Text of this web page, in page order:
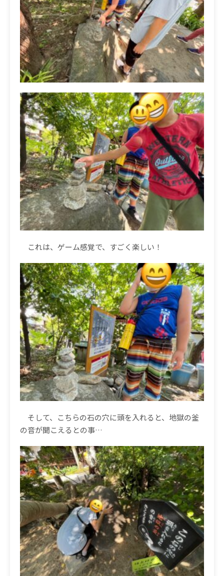
これは、ゲーム感覚で、すごく楽しい！
そして、こちらの石の穴に頭を入れると、地獄の釜
の音が聞こえるとの事…